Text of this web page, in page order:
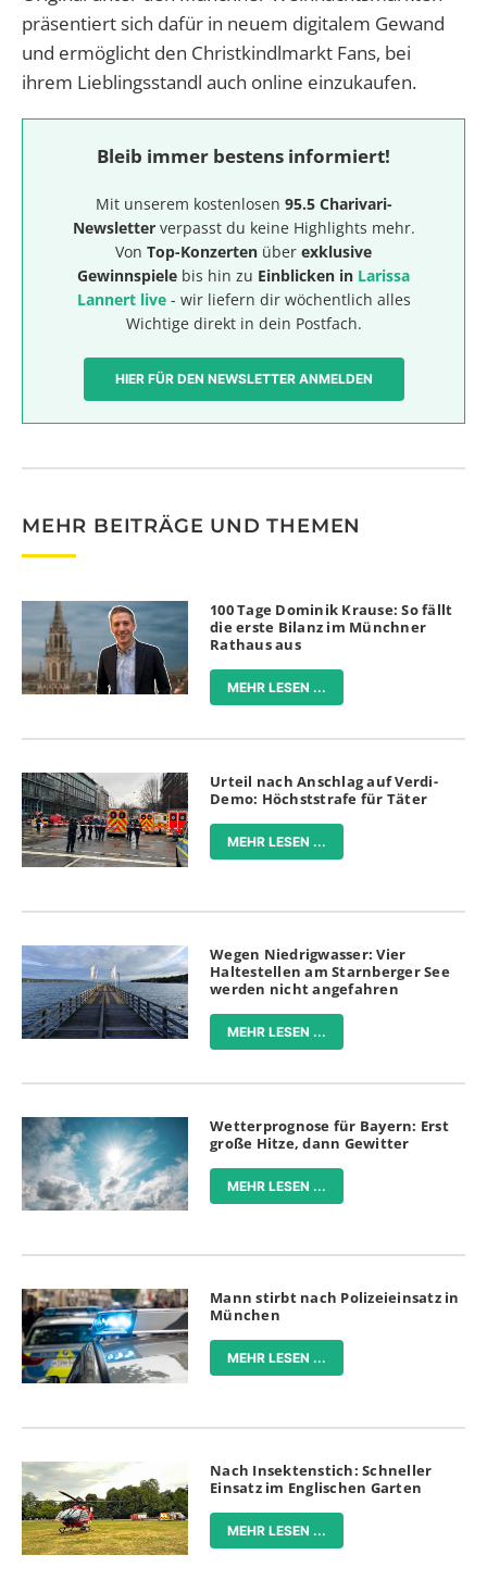
präsentiert sich dafür in neuem digitalem Gewand
und ermöglicht den Christkindlmarkt Fans, bei
ihrem Lieblingsstandl auch online einzukaufen.
Bleib immer bestens informiert!
Mit unserem kostenlosen 95.5 Charivari-
Newsletterverpasst du keine Highlights mehr.
Von Top-Konzerten über exklusive
Gewinnspiele bis hin zu Einblicken in Larissa
Lannert live- wir liefern dir wöchentlich alles
Wichtige direkt in dein Postfach.
HIER FÜR DEN NEWSLETTER ANMELDEN
MEHR BEITRÄGE UND THEMEN
100 Tage Dominik Krause: So fällt
die erste Bilanz im Münchner
Rathaus aus
MEHR LESEN ...
Urteil nach Anschlag auf Verdi-
Demo: Höchststrafe für Täter
MEHR LESEN ...
Wegen Niedrigwasser: Vier
Haltestellen am Starnberger See
werden nicht angefahren
MEHR LESEN ...
Wetterprognose für Bayern: Erst
große Hitze, dann Gewitter
MEHR LESEN ...
Mann stirbt nach Polizeieinsatz in
München
MEHR LESEN ...
Nach Insektenstich: Schneller
Einsatz im Englischen Garten
MEHR LESEN ...